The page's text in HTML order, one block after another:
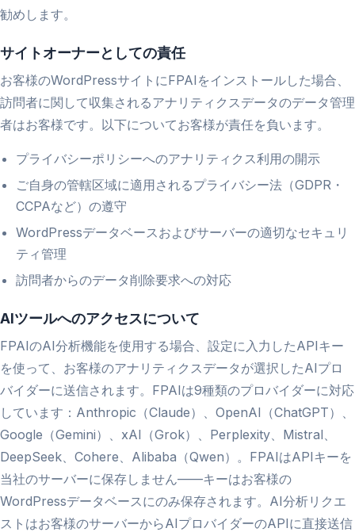
勧めします。
サイトオーナーとしての責任
お客様のWordPressサイトにFPAIをインストールした場合、
訪問者に関して収集されるアナリティクスデータのデータ管理
者はお客様です。以下についてお客様が責任を負います。
プライバシーポリシーへのアナリティクス利用の開示
ご自身の管轄区域に適用されるプライバシー法（GDPR・
CCPAなど）の遵守
WordPressデータベースおよびサーバーの適切なセキュリ
ティ管理
訪問者からのデータ削除要求への対応
AIツールへのアクセスについて
FPAIのAI分析機能を使用する場合、設定に入力したAPIキー
を使って、お客様のアナリティクスデータが選択したAIプロ
バイダーに送信されます。FPAIは9種類のプロバイダーに対応
しています：Anthropic（Claude）、OpenAI（ChatGPT）、
Google（Gemini）、xAI（Grok）、Perplexity、Mistral、
DeepSeek、Cohere、Alibaba（Qwen）。FPAIはAPIキーを
当社のサーバーに保存しません——キーはお客様の
WordPressデータベースにのみ保存されます。AI分析リクエ
ストはお客様のサーバーからAIプロバイダーのAPIに直接送信